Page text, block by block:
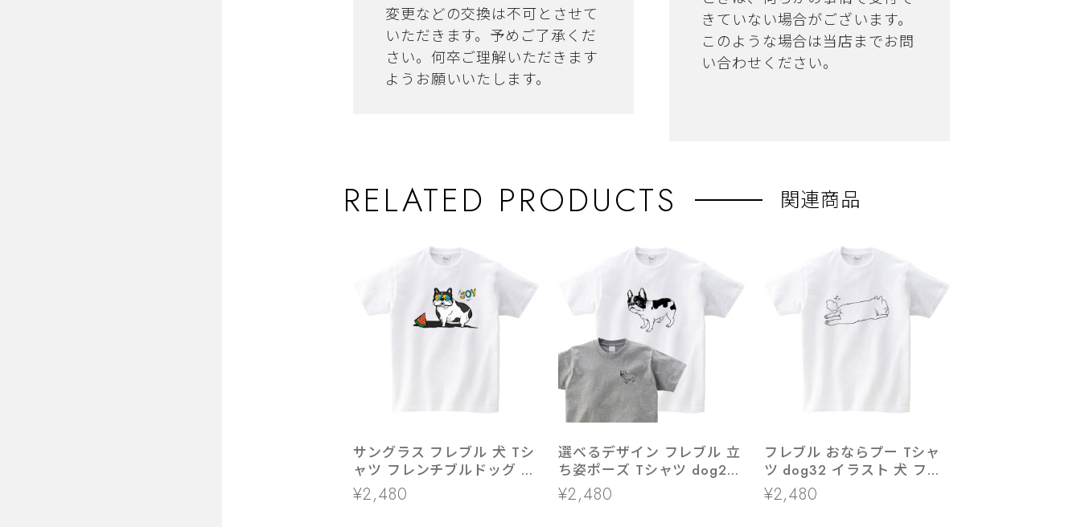
変更などの交換は不可とさせて
いただきます。予めご了承くだ
さい。何卒ご理解いただきます
ようお願いいたします。
きていない場合がございます。
このような場合は当店までお問
い合わせください。
RELATED PRODUCTS 関連商品
サングラス フレブル 犬 Tシ
ャツ フレンチブルドッグ 夏
dog11
¥2,480
選べるデザイン フレブル 立
ち姿ポーズ Tシャツ dog27
イラスト 犬 フレンチブルド
ッグ パイド or クリーム 夏
¥2,480
フレブル おならプー Tシャ
ツ dog32 イラスト 犬 フレ
ンチブルドッグ
¥2,480